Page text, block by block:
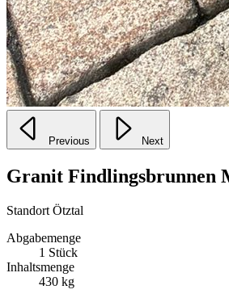
Previous Next
Granit Findlingsbrunnen
Standort Ötztal
Abgabemenge
1 Stück
Inhaltsmenge
430 kg